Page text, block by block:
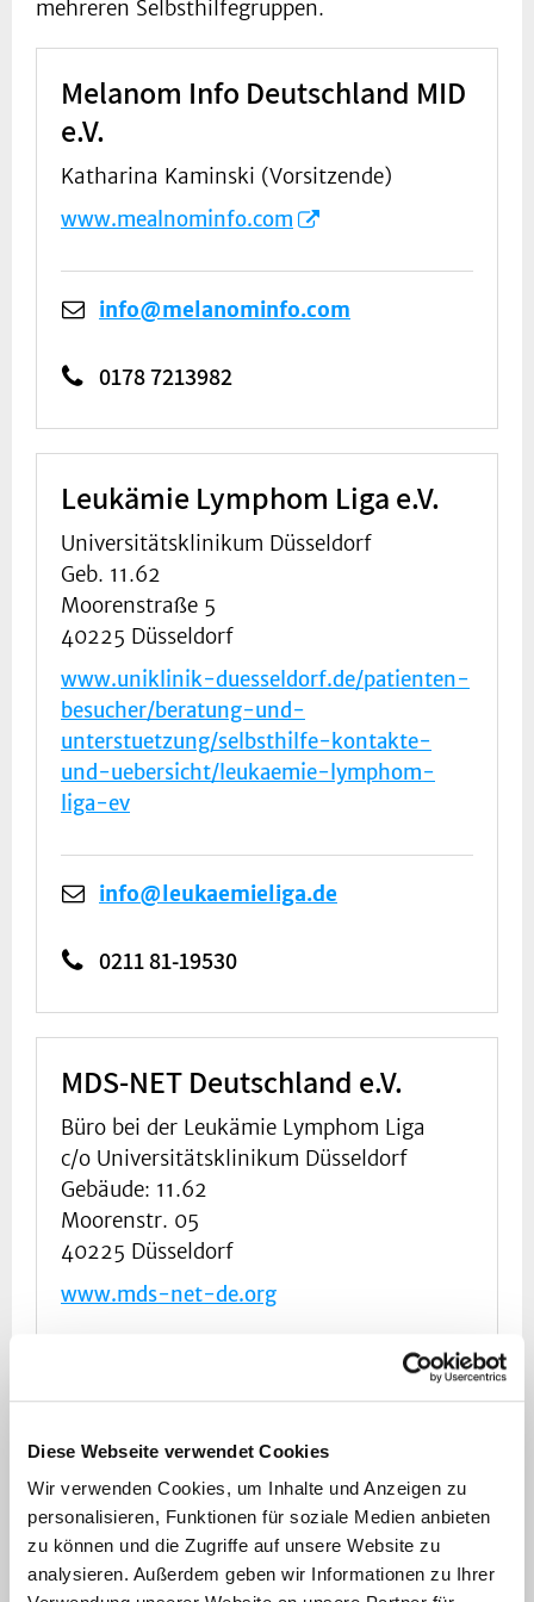
Diese Webseite verwendet Cookies
Wir verwenden Cookies, um Inhalte und Anzeigen zu
personalisieren, Funktionen für soziale Medien anbieten
zu können und die Zugriffe auf unsere Website zu
analysieren. Außerdem geben wir Informationen zu Ihrer
mehreren Selbsthilfegruppen.
Melanom Info Deutschland MID
e.V.
Katharina Kaminski (Vorsitzende)
www.mealnominfo.com
info@melanominfo.com
0178 7213982
Leukämie Lymphom Liga e.V.
Universitätsklinikum Düsseldorf
Geb. 11.62
Moorenstraße 5
40225 Düsseldorf
www.uniklinik-duesseldorf.de/patienten-
besucher/beratung-und-
unterstuetzung/selbsthilfe-kontakte-
und-uebersicht/leukaemie-lymphom-
liga-ev
info@leukaemieliga.de
0211 81-19530
MDS-NET Deutschland e.V.
Büro bei der Leukämie Lymphom Liga
c/o Universitätsklinikum Düsseldorf
Gebäude: 11.62
Moorenstr. 05
40225 Düsseldorf
www.mds-net-de.org
0211 81-19530
Leukämie- und Lymphome